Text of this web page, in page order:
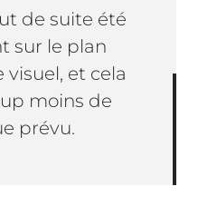
de suite été
sur le plan
et cela
moins de
prévu.